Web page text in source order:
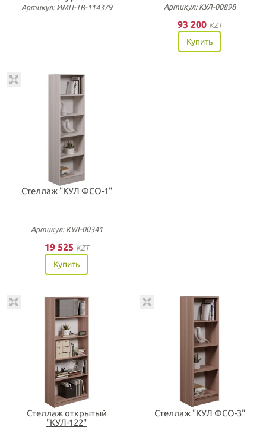
Артикул: ИМП-ТВ-114379 Артикул: КУЛ-00898
93 200 KZT
Купить
Стеллаж "КУЛ ФСО-1"
Артикул: КУЛ-00341
19 525 KZT
Купить
Стеллаж открытый
"КУЛ-122"
Стеллаж "КУЛ ФСО-3"